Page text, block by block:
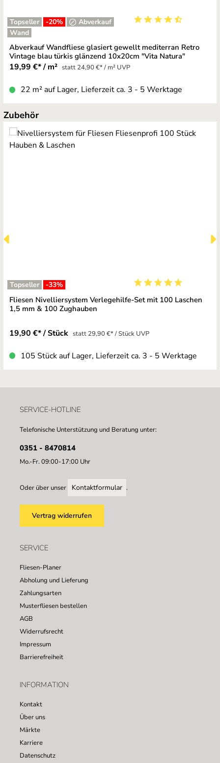
Topseller -20%
Abverkauf
Wand
Abverkauf Wandfliese glasiert gewellt mediterran Retro
Vintage blau türkis glänzend 10x20cm "Vita Natura"
19,99 €* / m² statt 24,90 €* / m² UVP
22 m² auf Lager, Lieferzeit ca. 3 - 5 Werktage
Produktgalerie überspringen
Zubehör
Topseller -33%
Durchschnittliche
Fliesen Nivelliersystem Verlegehilfe-Set mit 100 Laschen
1,5 mm & 100 Zughauben
19,90 €* / Stück statt 29,90 €* / Stück UVP
105 Stück auf Lager, Lieferzeit ca. 3 - 5 Werktage
SERVICE-HOTLINE
Telefonische Unterstützung und Beratung unter:
0351 - 8470814
Mo.-Fr. 09:00-17:00 Uhr
Oder über unser Kontaktformular .
Vertrag widerrufen
SERVICE
Fliesen-Planer
Abholung und Lieferung
Zahlungsarten
Musterfliesen bestellen
AGB
Widerrufsrecht
Impressum
Barrierefreiheit
INFORMATION
Kontakt
Über uns
Märkte
Karriere
Datenschutz